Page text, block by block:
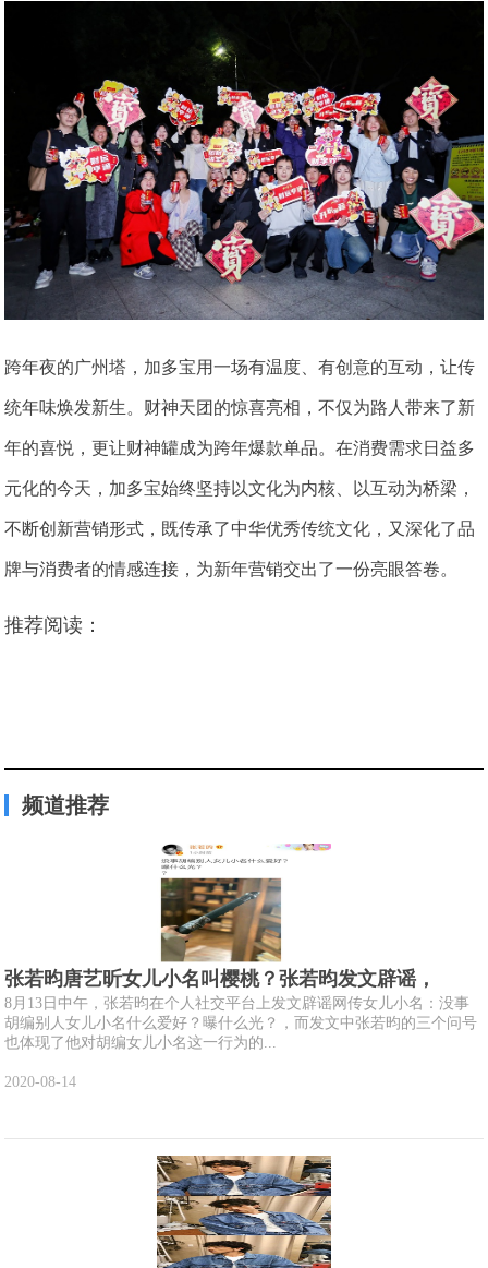
跨年夜的广州塔，加多宝用一场有温度、有创意的互动，让传
统年味焕发新生。财神天团的惊喜亮相，不仅为路人带来了新
年的喜悦，更让财神罐成为跨年爆款单品。在消费需求日益多
元化的今天，加多宝始终坚持以文化为内核、以互动为桥梁，
不断创新营销形式，既传承了中华优秀传统文化，又深化了品
牌与消费者的情感连接，为新年营销交出了一份亮眼答卷。
推荐阅读：
频道推荐
张若昀唐艺昕女儿小名叫樱桃？张若昀发文辟谣，
8月13日中午，张若昀在个人社交平台上发文辟谣网传女儿小名：没事
胡编别人女儿小名什么爱好？曝什么光？，而发文中张若昀的三个问号
也体现了他对胡编女儿小名这一行为的...
2020-08-14